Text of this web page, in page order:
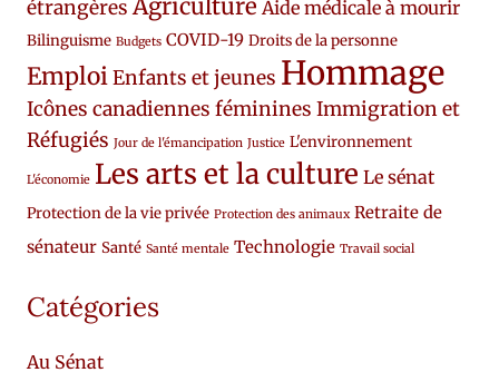
étrangères Agriculture Aide médicale à mourir
Bilinguisme Budgets COVID-19 Droits de la personne
EmploiEnfants et jeunes Hommage
Icônes canadiennes féminines Immigration et
Réfugiés Jour de l'émancipation Justice L'environnement
L'économie Les arts et la culture Le sénat
Protection de la vie privée Protection des animaux Retraite de
sénateur Santé Santé mentale Technologie Travail social
Catégories
Au Sénat